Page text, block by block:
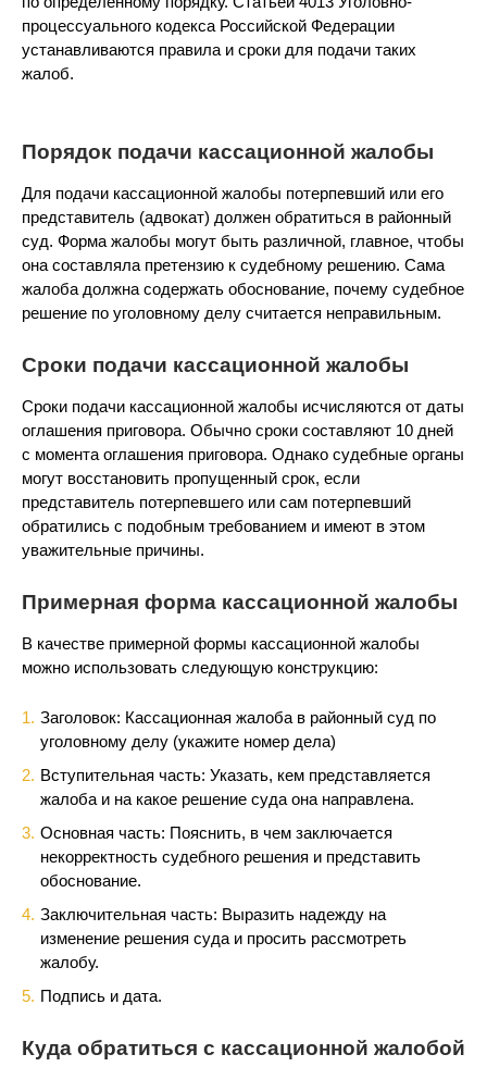
процессуального кодекса Российской Федерации
устанавливаются правила и сроки для подачи таких
жалоб.
Порядок подачи кассационной жалобы
Для подачи кассационной жалобы потерпевший или его
представитель (адвокат) должен обратиться в районный
суд. Форма жалобы могут быть различной, главное, чтобы
она составляла претензию к судебному решению. Сама
жалоба должна содержать обоснование, почему судебное
решение по уголовному делу считается неправильным.
Сроки подачи кассационной жалобы
Сроки подачи кассационной жалобы исчисляются от даты
оглашения приговора. Обычно сроки составляют 10 дней
с момента оглашения приговора. Однако судебные органы
могут восстановить пропущенный срок, если
представитель потерпевшего или сам потерпевший
обратились с подобным требованием и имеют в этом
уважительные причины.
Примерная форма кассационной жалобы
В качестве примерной формы кассационной жалобы
можно использовать следующую конструкцию:
Заголовок: Кассационная жалоба в районный суд по
уголовному делу (укажите номер дела)
Вступительная часть: Указать, кем представляется
жалоба и на какое решение суда она направлена.
Основная часть: Пояснить, в чем заключается
некорректность судебного решения и представить
обоснование.
Заключительная часть: Выразить надежду на
изменение решения суда и просить рассмотреть
жалобу.
Подпись и дата.
Куда обратиться с кассационной жалобой